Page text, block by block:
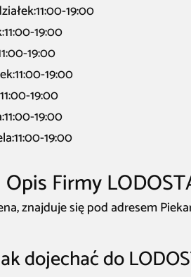
19:00
19:00
19:00
19:00
19:00
19:00
19:00
Opis Firmy
znajduje się pod adresem
dojechać do